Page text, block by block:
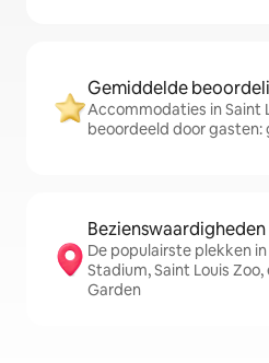
Gemiddelde
Accommodaties in Saint
beoordeeld door gasten:
De populairste plekken
Stadium, Saint Louis
Garden